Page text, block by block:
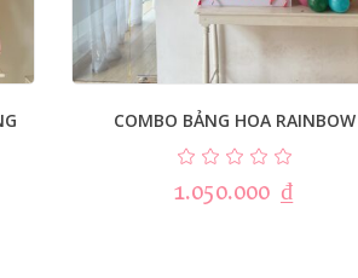
COMBO BẢNG HOA RAINBOW
1.050.000 ₫